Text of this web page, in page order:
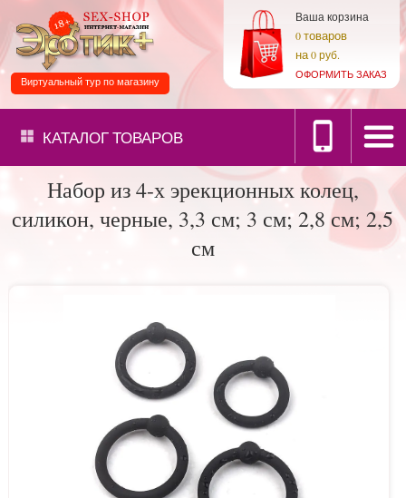
Ваша корзина
0товаров
на0 руб.
ОФОРМИТЬ ЗАКАЗ
Виртуальный тур по магазину
КАТАЛОГТОВАРОВ
Набор из 4-х эрекционных колец,
силикон, черные, 3,3 см; 3 см; 2,8 см; 2,5
см